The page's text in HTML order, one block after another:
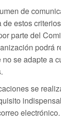
de
estos
parte del
podrá
se adapte a
se
electrónico.